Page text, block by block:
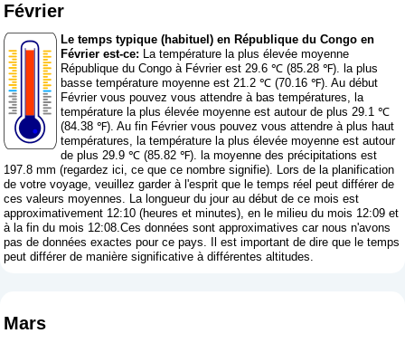
Février
Le temps typique (habituel) en République du Congo en
Février est-ce: La température la plus élevée moyenne
République du Congo à Février est 29.6 ℃ (85.28 ℉). la plus
basse température moyenne est 21.2 ℃ (70.16 ℉). Au début
Février vous pouvez vous attendre à bas températures, la
température la plus élevée moyenne est autour de plus 29.1 ℃
(84.38 ℉). Au fin Février vous pouvez vous attendre à plus haut
températures, la température la plus élevée moyenne est autour
de plus 29.9 ℃ (85.82 ℉). la moyenne des précipitations est
197.8 mm (regardez ici, ce que ce nombre signifie). Lors de la planification
de votre voyage, veuillez garder à l'esprit que le temps réel peut différer de
ces valeurs moyennes. La longueur du jour au début de ce mois est
approximativement 12:10 (heures et minutes), en le milieu du mois 12:09 et
à la fin du mois 12:08.Ces données sont approximatives car nous n'avons
pas de données exactes pour ce pays. Il est important de dire que le temps
peut différer de manière significative à différentes altitudes.
Mars